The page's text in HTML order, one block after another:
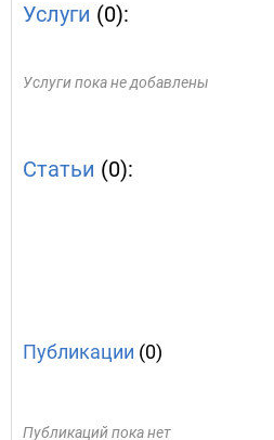
Услуги (0):
Услуги пока не добавлены
Статьи (0):
Публикации (0)
Публикаций пока нет